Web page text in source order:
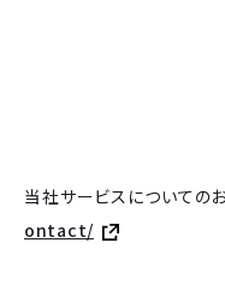
当社サービスについての
ontact/